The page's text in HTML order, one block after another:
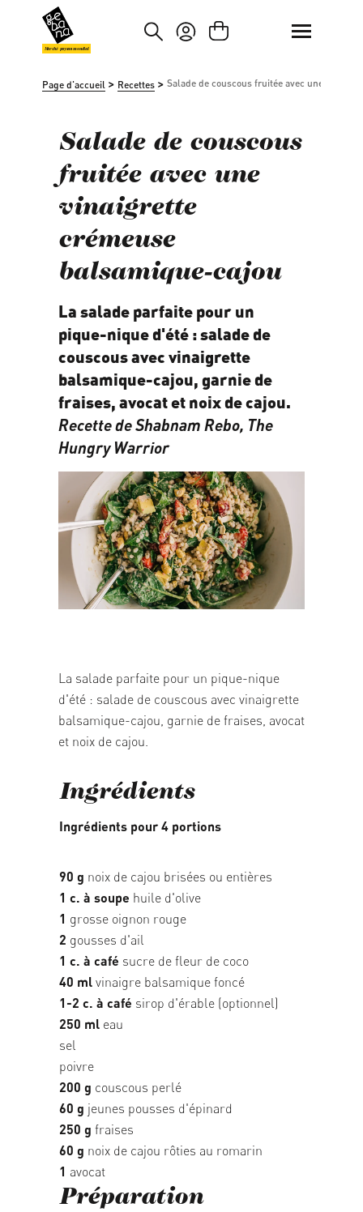
au contenu principal
Passer à la recherche
Marché paysan mondial
Page d'accueil > Recettes > Salade de couscous fruitée avec une
Salade de couscous
fruitée avec une
vinaigrette
crémeuse
balsamique-cajou
La salade parfaite pour un
pique-nique d'été : salade de
couscous avec vinaigrette
balsamique-cajou, garnie de
fraises, avocat et noix de cajou.
Recette de Shabnam Rebo, The
Hungry Warrior
La salade parfaite pour un pique-nique
d'été : salade de couscous avec vinaigrette
balsamique-cajou, garnie de fraises, avocat
et noix de cajou.
Ingrédients
Ingrédients pour 4 portions
90 g noix de cajou brisées ou entières
1 c. à soupe huile d'olive
1 grosse oignon rouge
2 gousses d'ail
1 c. à café sucre de fleur de coco
40 ml vinaigre balsamique foncé
1-2 c. à café sirop d'érable (optionnel)
250 ml eau
sel
poivre
200 g couscous perlé
60 g jeunes pousses d'épinard
250 g fraises
60 g noix de cajou rôties au romarin
1 avocat
Préparation